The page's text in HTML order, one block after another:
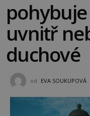
uvnitř
duchové
od EVA SOUKUPOVÁ